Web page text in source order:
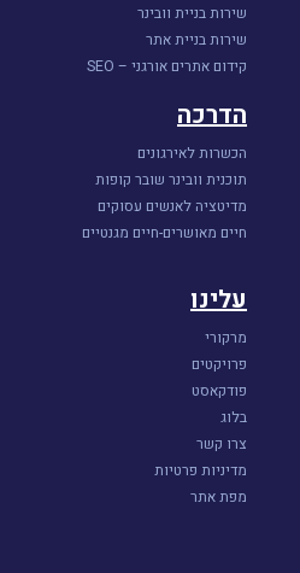
שירות בניית וובינר
שירות בניית אתר
קידום אתרים אורגני – SEO
הדרכה
הכשרות לאירגונים
תוכנית וובינר שובר קופות
מדיטציה לאנשים עסוקים
חיים מאושרים-חיים מגנטיים
עלינו
מרקורי
פרויקטים
פודקאסט
בלוג
צרו קשר
מדיניות פרטיות
מפת אתר